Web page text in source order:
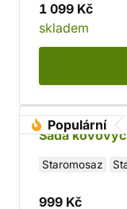
1 099 Kč
skladem
Populární
Sada
Staromosaz
999 Kč